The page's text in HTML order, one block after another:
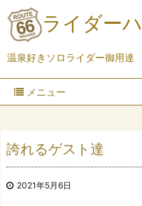
ライダー
温泉好きソロライダー御用達
メニュー
誇れるゲスト達
2021年5月6日